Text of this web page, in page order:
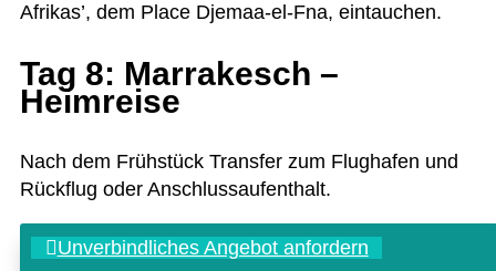
Afri­kas’, dem Place Dje­maa-el-Fna, eintauchen.
Tag 8: Marrakesch –
Heimreise
Nach dem Früh­stück Trans­fer zum Flug­ha­fen und
Rück­flug oder Anschlussaufenthalt.
Unver­bind­li­ches Ange­bot anfordern